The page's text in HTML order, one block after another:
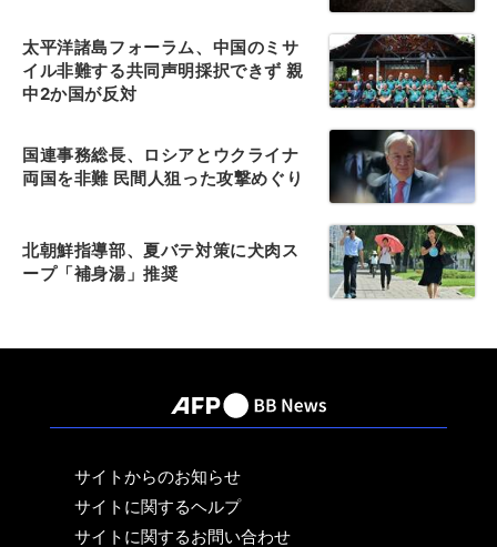
太平洋諸島フォーラム、中国のミサ
イル非難する共同声明採択できず 親
中2か国が反対
国連事務総長、ロシアとウクライナ
両国を非難 民間人狙った攻撃めぐり
北朝鮮指導部、夏バテ対策に犬肉ス
ープ「補身湯」推奨
サイトからのお知らせ
サイトに関するヘルプ
サイトに関するお問い合わせ